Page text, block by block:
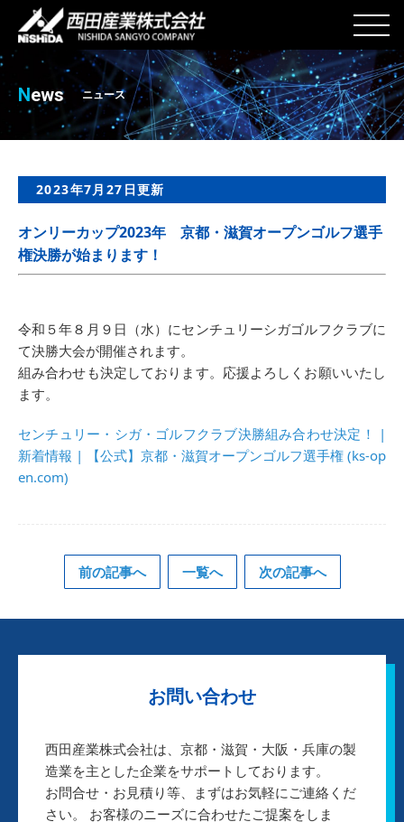
News ニュース
2023年7月27日更新
オンリーカップ2023年 京都・滋賀オープンゴルフ選手
権決勝が始まります！
令和５年８月９日（水）にセンチュリーシガゴルフクラブに
て決勝大会が開催されます。
組み合わせも決定しております。応援よろしくお願いいたし
ます。
センチュリー・シガ・ゴルフクラブ決勝組み合わせ決定！ |
新着情報 | 【公式】京都・滋賀オープンゴルフ選手権 (ks-op
en.com)
前の記事へ 一覧へ 次の記事へ
お問い合わせ
西田産業株式会社は、京都・滋賀・大阪・兵庫の製
造業を主とした企業をサポートしております。
お問合せ・お見積り等、まずはお気軽にご連絡くだ
さい。 お客様のニーズに合わせたご提案をしま